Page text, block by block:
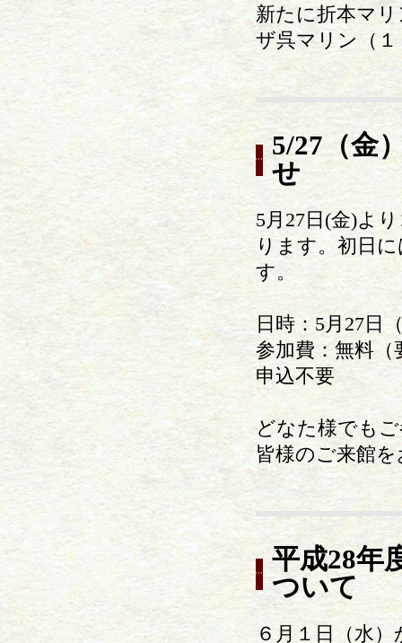
新たに折本マ
ザ呉マリン（
5/27（金
せ
5月27日(金)よ
ります。初日
す。
日時：5月27日
参加費：無料（
申込不要
どなた様でも
皆様のご来館
平成28年
ついて
６月１日（水